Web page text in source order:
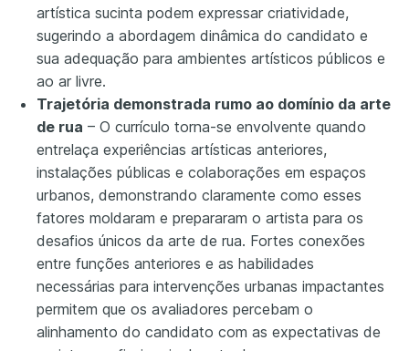
artística sucinta podem expressar criatividade,
sugerindo a abordagem dinâmica do candidato e
sua adequação para ambientes artísticos públicos e
ao ar livre.
Trajetória demonstrada rumo ao domínio da arte
de rua – O currículo torna-se envolvente quando
entrelaça experiências artísticas anteriores,
instalações públicas e colaborações em espaços
urbanos, demonstrando claramente como esses
fatores moldaram e prepararam o artista para os
desafios únicos da arte de rua. Fortes conexões
entre funções anteriores e as habilidades
necessárias para intervenções urbanas impactantes
permitem que os avaliadores percebam o
alinhamento do candidato com as expectativas de